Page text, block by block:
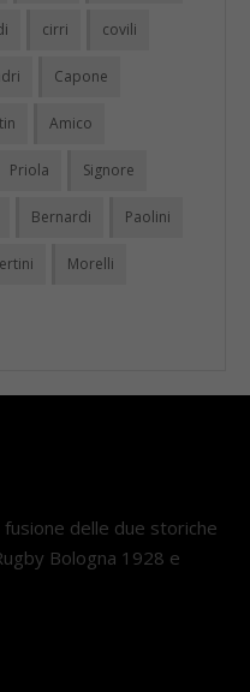
cirri covili
Capone
Amico
Priola Signore
Bernardi Paolini
Morelli
fusione delle due storiche
Bologna 1928 e